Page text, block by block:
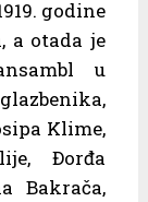
godine
a otada je
u
Klime,
Đorđa
Bakrača,